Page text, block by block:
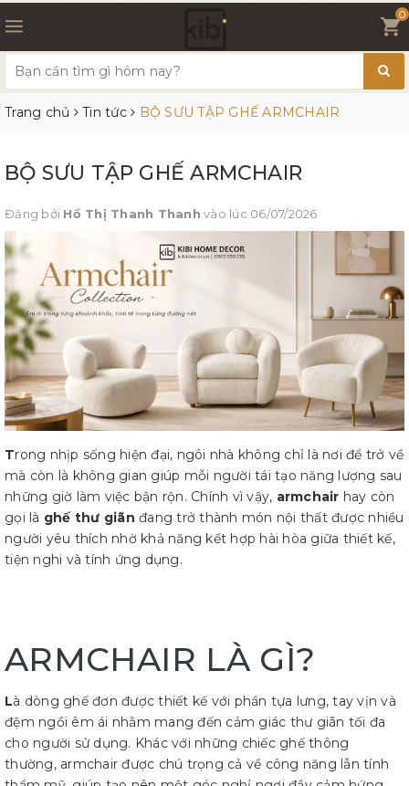
0
Trang chủ Tin tức BỘ SƯU TẬP GHẾ ARMCHAIR
BỘ SƯU TẬP GHẾ ARMCHAIR
Đăng bởi Hồ Thị Thanh Thanh vào lúc 06/07/2026
Trong nhịp sống hiện đại, ngôi nhà không chỉ là nơi để trở về
mà còn là không gian giúp mỗi người tái tạo năng lượng sau
những giờ làm việc bận rộn. Chính vì vậy, armchair hay còn
gọi là ghế thư giãn đang trở thành món nội thất được nhiều
người yêu thích nhờ khả năng kết hợp hài hòa giữa thiết kế,
tiện nghi và tính ứng dụng.
ARMCHAIR LÀ GÌ?
Là dòng ghế đơn được thiết kế với phần tựa lưng, tay vịn và
đệm ngồi êm ái nhằm mang đến cảm giác thư giãn tối đa
cho người sử dụng. Khác với những chiếc ghế thông
thường, armchair được chú trọng cả về công năng lẫn tính